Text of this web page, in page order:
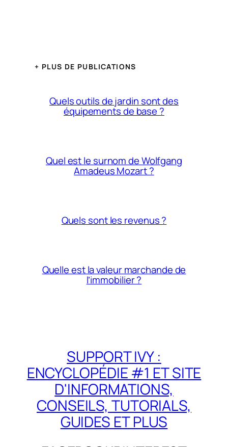
+ PLUS DE PUBLICATIONS
Quels outils de jardin sont des
équipements de base ?
Quel est le surnom de Wolfgang
Amadeus Mozart ?
Quels sont les revenus ?
Quelle est la valeur marchande de
l’immobilier ?
SUPPORT IVY :
ENCYCLOPÉDIE #1 ET SITE
D'INFORMATIONS,
CONSEILS, TUTORIALS,
GUIDES ET PLUS